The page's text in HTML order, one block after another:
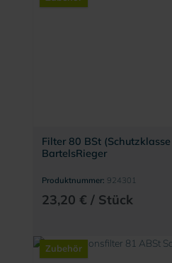
Filter 80 BSt
BartelsRieger
Produktnummer: 924301
23,20 € / Stück
Zubehör